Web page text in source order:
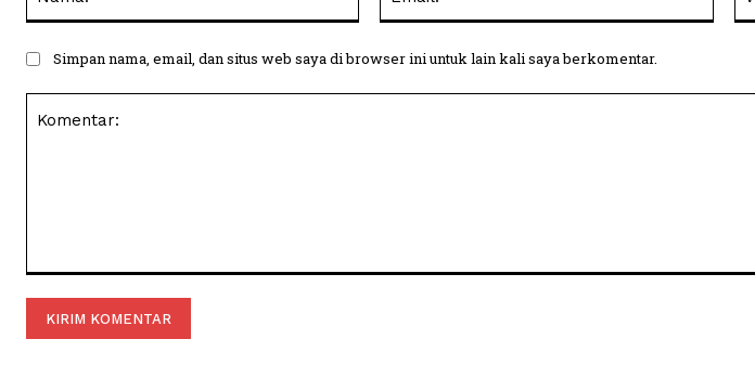
Simpan nama, email, dan situs web saya di browser ini untuk lain kali saya berkomentar.